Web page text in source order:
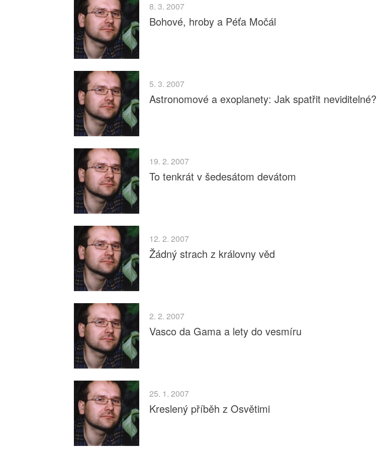
8. 3. 2007
Bohové, hroby a Péťa Močál
5. 3. 2007
Astronomové a exoplanety: Jak spatřit neviditelné?
19. 2. 2007
To tenkrát v šedesátom devátom
12. 2. 2007
Žádný strach z královny věd
2. 2. 2007
Vasco da Gama a lety do vesmíru
25. 1. 2007
Kreslený příběh z Osvětimi